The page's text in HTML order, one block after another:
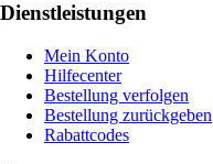
Dienstleistungen
Mein Konto
Hilfecenter
Bestellung verfolgen
Bestellung zurückgeben
Rabattcodes